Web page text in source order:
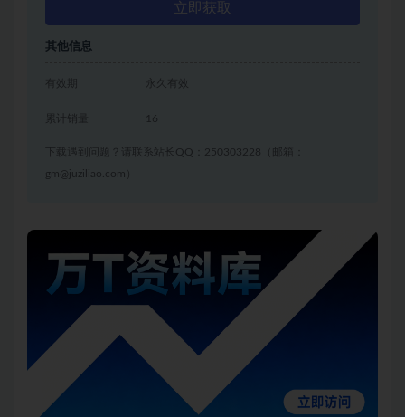
立即获取
其他信息
有效期 永久有效
累计销量 16
下载遇到问题？请联系站长QQ：250303228（邮箱：
gm@juziliao.com）